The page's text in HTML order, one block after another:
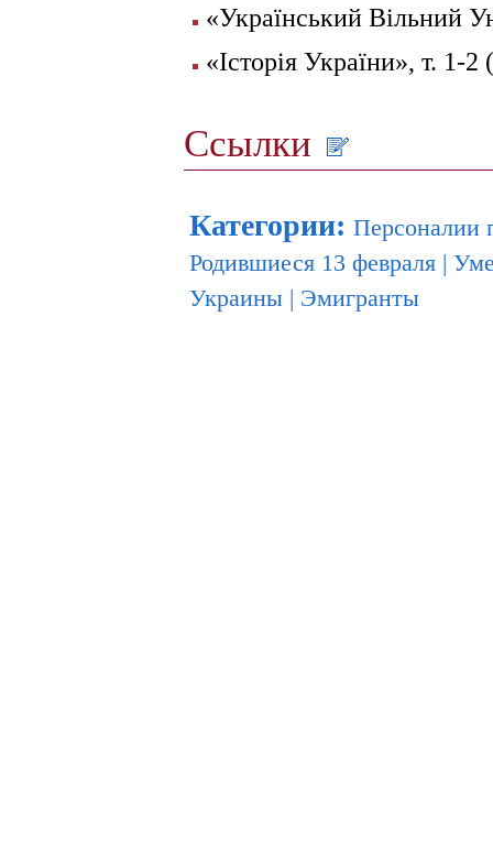
«Український Вільний
«Історія України», т.
Ссылки
Категории: Персоналии
Родившиеся 13 февраля |
Украины | Эмигранты